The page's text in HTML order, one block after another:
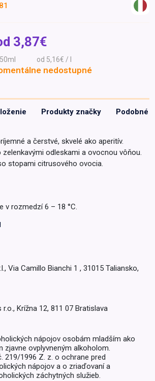
3,87€
od 5,16€ / l
nedostupné
Produkty značky Podobné
a čerstvé, skvelé ako aperitív.
odleskami a ovocnou vôňou.
stopami citrusového ovocia.
v rozmedzí 6 – 18 °C.
Via Camillo Bianchi 1 , 31015 Taliansko,
r.o., Krížna 12, 811 07 Bratislava
nápojov osobám mladším ako
zjavne ovplyvneným alkoholom.
219/1996 Z. z. o ochrane pred
nápojov a o zriaďovaní a
záchytných služieb.